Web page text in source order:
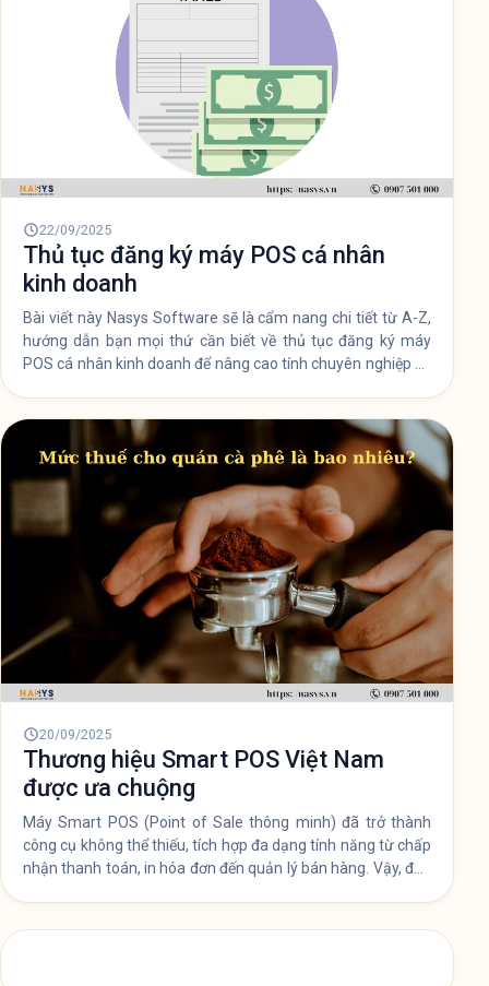
22/09/2025
Thủ tục đăng ký máy POS cá nhân
kinh doanh
Bài viết này Nasys Software sẽ là cẩm nang chi tiết từ A-Z,
hướng dẫn bạn mọi thứ cần biết về thủ tục đăng ký máy
POS cá nhân kinh doanh để nâng cao tính chuyên nghiệp và
20/09/2025
Thương hiệu Smart POS Việt Nam
được ưa chuộng
Máy Smart POS (Point of Sale thông minh) đã trở thành
công cụ không thể thiếu, tích hợp đa dạng tính năng từ chấp
nhận thanh toán, in hóa đơn đến quản lý bán hàng. Vậy, đâu